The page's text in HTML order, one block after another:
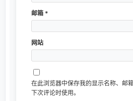
邮箱 *
网站
在此浏览器中保存我的显示名称、邮
下次评论时使用。